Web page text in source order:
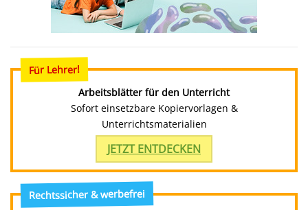
Für Lehrer!
Arbeitsblätter für den Unterricht
Sofort einsetzbare Kopiervorlagen &
Unterrichtsmaterialien
JETZT ENTDECKEN
Rechtssicher & werbefrei